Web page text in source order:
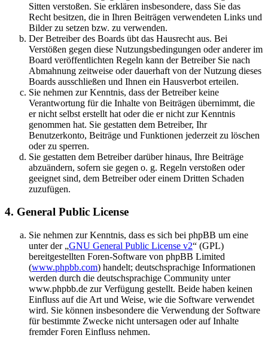
Sitten verstoßen. Sie erklären insbesondere, dass Sie das
Recht besitzen, die in Ihren Beiträgen verwendeten Links und
Bilder zu setzen bzw. zu verwenden.
Der Betreiber des Boards übt das Hausrecht aus. Bei
Verstößen gegen diese Nutzungsbedingungen oder anderer im
Board veröffentlichten Regeln kann der Betreiber Sie nach
Abmahnung zeitweise oder dauerhaft von der Nutzung dieses
Boards ausschließen und Ihnen ein Hausverbot erteilen.
Sie nehmen zur Kenntnis, dass der Betreiber keine
Verantwortung für die Inhalte von Beiträgen übernimmt, die
er nicht selbst erstellt hat oder die er nicht zur Kenntnis
genommen hat. Sie gestatten dem Betreiber, Ihr
Benutzerkonto, Beiträge und Funktionen jederzeit zu löschen
oder zu sperren.
Sie gestatten dem Betreiber darüber hinaus, Ihre Beiträge
abzuändern, sofern sie gegen o. g. Regeln verstoßen oder
geeignet sind, dem Betreiber oder einem Dritten Schaden
zuzufügen.
4. General Public License
Sie nehmen zur Kenntnis, dass es sich bei phpBB um eine
unter der „GNU General Public License v2“ (GPL)
bereitgestellten Foren-Software von phpBB Limited
(www.phpbb.com) handelt; deutschsprachige Informationen
werden durch die deutschsprachige Community unter
www.phpbb.de zur Verfügung gestellt. Beide haben keinen
Einfluss auf die Art und Weise, wie die Software verwendet
wird. Sie können insbesondere die Verwendung der Software
für bestimmte Zwecke nicht untersagen oder auf Inhalte
fremder Foren Einfluss nehmen.